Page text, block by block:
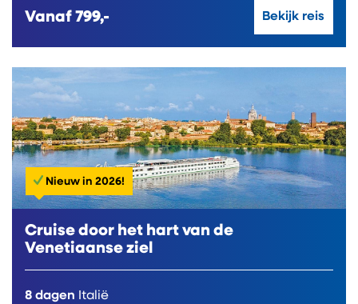
Vanaf 799,- Bekijk reis
Nieuw in 2026!
Cruise door het hart van de
Venetiaanse ziel
8 dagen Italië